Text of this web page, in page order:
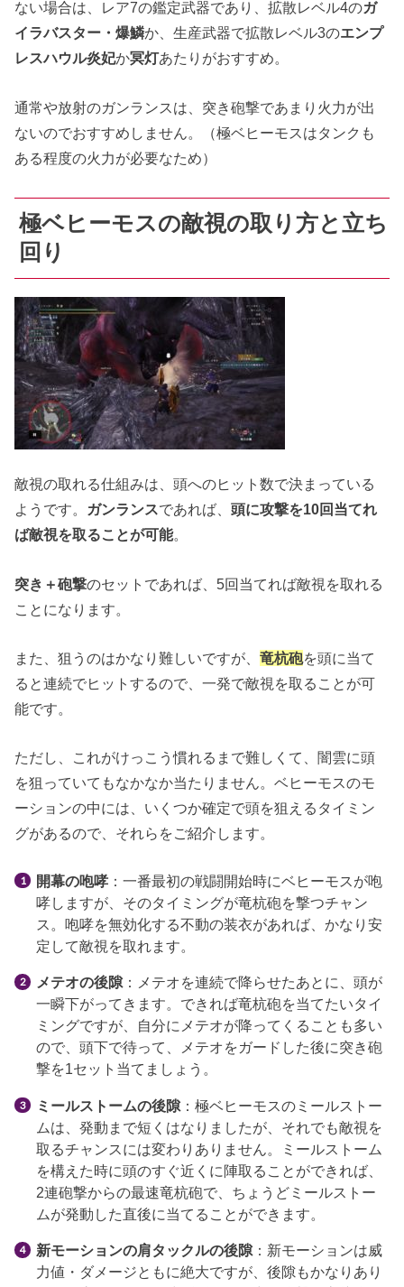
ない場合は、レア7の鑑定武器であり、拡散レベル4のガ
イラバスター・爆鱗か、生産武器で拡散レベル3のエンプ
レスハウル炎妃か冥灯あたりがおすすめ。
通常や放射のガンランスは、突き砲撃であまり火力が出
ないのでおすすめしません。（極ベヒーモスはタンクも
ある程度の火力が必要なため）
極ベヒーモスの敵視の取り方と立ち
回り
敵視の取れる仕組みは、頭へのヒット数で決まっている
ようです。 ガンランスであれば、頭に攻撃を10回当てれ
ば敵視を取ることが可能。
突き＋砲撃のセットであれば、5回当てれば敵視を取れる
ことになります。
また、狙うのはかなり難しいですが、竜杭砲を頭に当て
ると連続でヒットするので、一発で敵視を取ることが可
能です。
ただし、これがけっこう慣れるまで難しくて、闇雲に頭
を狙っていてもなかなか当たりません。ベヒーモスのモ
ーションの中には、いくつか確定で頭を狙えるタイミン
グがあるので、それらをご紹介します。
開幕の咆哮：一番最初の戦闘開始時にベヒーモスが咆
哮しますが、そのタイミングが竜杭砲を撃つチャン
ス。咆哮を無効化する不動の装衣があれば、かなり安
定して敵視を取れます。
メテオの後隙：メテオを連続で降らせたあとに、頭が
一瞬下がってきます。できれば竜杭砲を当てたいタイ
ミングですが、自分にメテオが降ってくることも多い
ので、頭下で待って、メテオをガードした後に突き砲
撃を1セット当てましょう。
ミールストームの後隙：極ベヒーモスのミールストー
ムは、発動まで短くはなりましたが、それでも敵視を
取るチャンスには変わりありません。ミールストーム
を構えた時に頭のすぐ近くに陣取ることができれば、
2連砲撃からの最速竜杭砲で、ちょうどミールストー
ムが発動した直後に当てることができます。
新モーションの肩タックルの後隙：新モーションは威
力値・ダメージともに絶大ですが、後隙もかなりあり